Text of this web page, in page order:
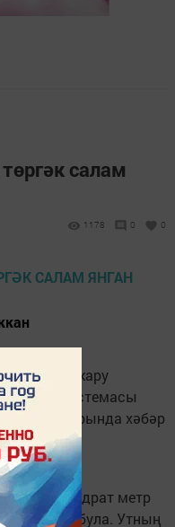
салам
1178 0 0
янгын коткару
112 системасы
януы турында хәбәр
60 квадрат метр
торган була. Утның